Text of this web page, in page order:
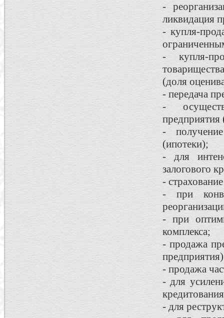
-
ликвидация
- купля-
- купля-
(доля
- передача
-
предприятия
-
(ипотеки);
- для
залогового
-
- при
- при
комплекса;
- продажа
- продажа
- для
- для